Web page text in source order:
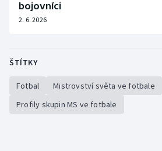
bojovníci
2. 6. 2026
ŠTÍTKY
Fotbal Mistrovství světa ve fotbale
Profily skupin MS ve fotbale